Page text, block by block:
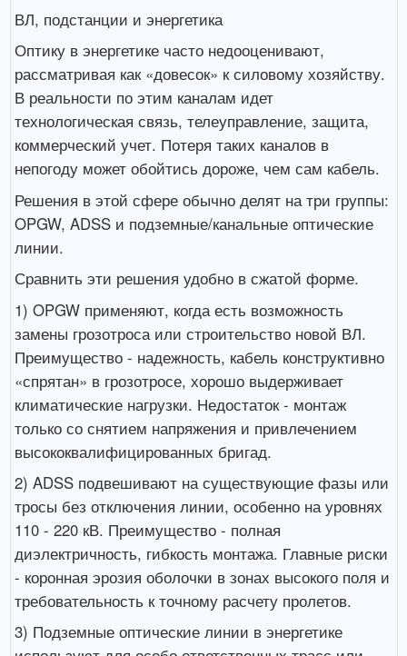
ВЛ, подстанции и энергетика
Оптику в энергетике часто недооценивают,
рассматривая как «довесок» к силовому хозяйству.
В реальности по этим каналам идет
технологическая связь, телеуправление, защита,
коммерческий учет. Потеря таких каналов в
непогоду может обойтись дороже, чем сам кабель.
Решения в этой сфере обычно делят на три группы:
OPGW, ADSS и подземные/канальные оптические
линии.
Сравнить эти решения удобно в сжатой форме.
1) OPGW применяют, когда есть возможность
замены грозотроса или строительство новой ВЛ.
Преимущество - надежность, кабель конструктивно
«спрятан» в грозотросе, хорошо выдерживает
климатические нагрузки. Недостаток - монтаж
только со снятием напряжения и привлечением
высококвалифицированных бригад.
2) ADSS подвешивают на существующие фазы или
тросы без отключения линии, особенно на уровнях
110 - 220 кВ. Преимущество - полная
диэлектричность, гибкость монтажа. Главные риски
- коронная эрозия оболочки в зонах высокого поля и
требовательность к точному расчету пролетов.
3) Подземные оптические линии в энергетике